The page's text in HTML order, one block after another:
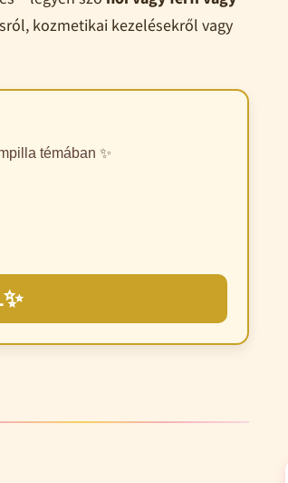
kozmetikai kezelésekről vagy
témában ✨
✨